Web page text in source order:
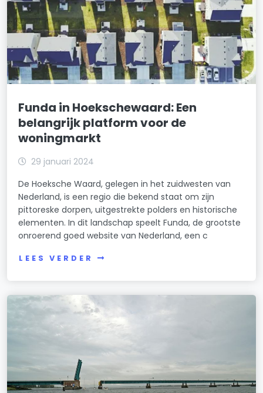
Funda in Hoekschewaard: Een
belangrijk platform voor de
woningmarkt
29 januari 2024
De Hoeksche Waard, gelegen in het zuidwesten van
Nederland, is een regio die bekend staat om zijn
pittoreske dorpen, uitgestrekte polders en historische
elementen. In dit landschap speelt Funda, de grootste
onroerend goed website van Nederland, een c
LEES VERDER